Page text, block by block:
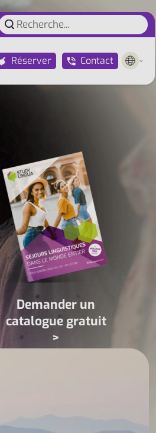
Réserver Contact
Demander un
catalogue gratuit
>